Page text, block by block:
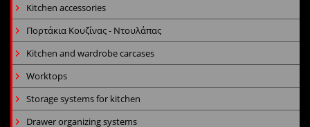
Kitchen accessories
Πορτάκια Κουζίνας - Ντουλάπας
Kitchen and wardrobe carcases
Worktops
Storage systems for kitchen
Drawer organizing systems